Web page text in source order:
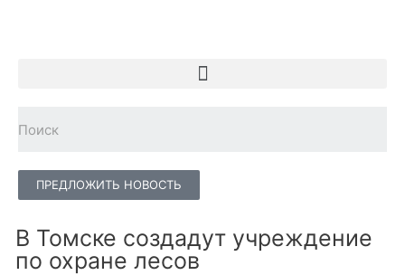
ПРЕДЛОЖИТЬ НОВОСТЬ
В Томске создадут учреждение
по охране лесов